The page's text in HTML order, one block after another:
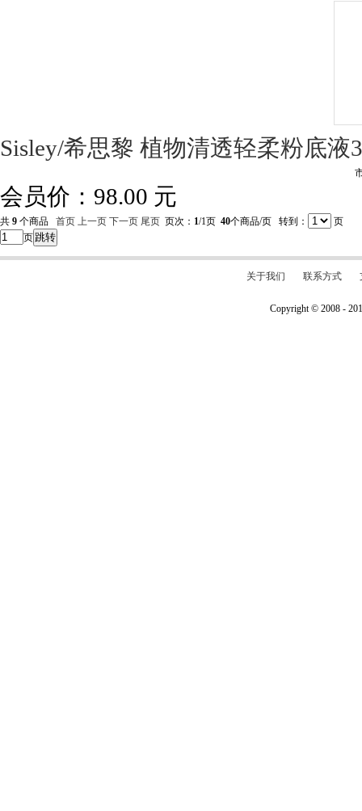
Sisley/希思黎 植物清透轻柔粉底液
会员价： 98.00 元
共 9 个商品 首页 上一页 下一页 尾页 页次： 1/1页 40个商品/页 转到：
页
页跳转
关于我们 联系方式
Copyright © 2008 -